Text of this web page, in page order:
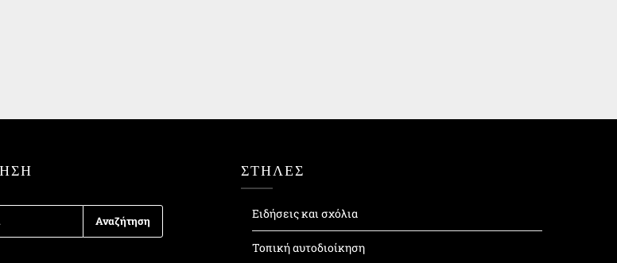
ΣΤΗΛΕΣ
Ειδήσεις και σχόλια
Τοπική αυτοδιοίκηση